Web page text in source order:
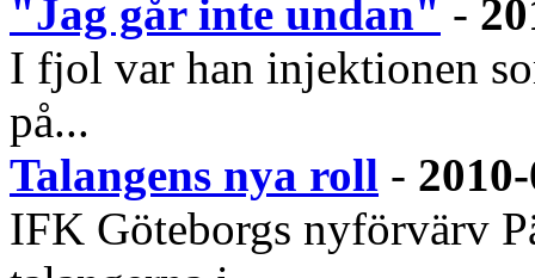
"Jag går inte undan" -
I fjol var han injektionen
på...
Talangens nya roll -
IFK Göteborgs nyförvärv